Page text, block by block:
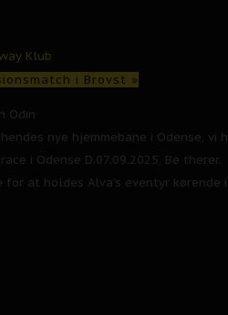
Klub
i Brovst »
hendes nye hjemmebane i
i Odense D.07.09.2025, Be therer.
for at holdes Alva’s eventyr